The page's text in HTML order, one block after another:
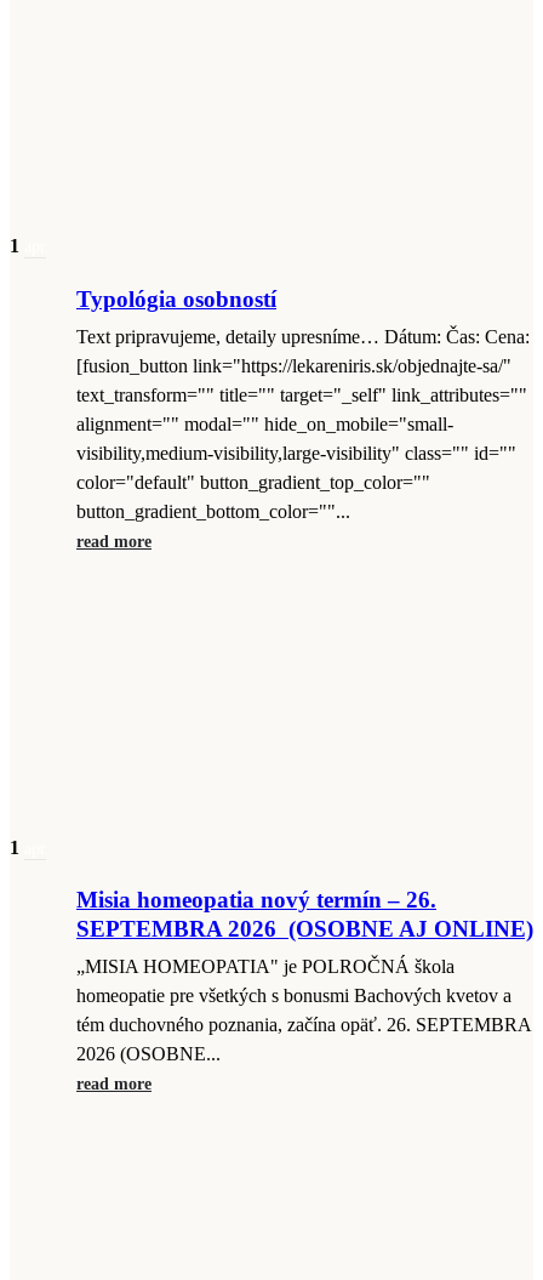
1
Typológia osobností
Text pripravujeme, detaily upresníme… Dátum: Čas: Cena:
[fusion_button link="https://lekareniris.sk/objednajte-sa/"
text_transform="" title="" target="_self" link_attributes=""
alignment="" modal="" hide_on_mobile="small-
visibility,medium-visibility,large-visibility" class="" id=""
color="default" button_gradient_top_color=""
button_gradient_bottom_color=""...
read more
1
Misia homeopatia nový termín – 26.
SEPTEMBRA 2026 (OSOBNE AJ ONLINE)
„MISIA HOMEOPATIA" je POLROČNÁ škola
homeopatie pre všetkých s bonusmi Bachových kvetov a
tém duchovného poznania, začína opäť. 26. SEPTEMBRA
2026 (OSOBNE...
read more